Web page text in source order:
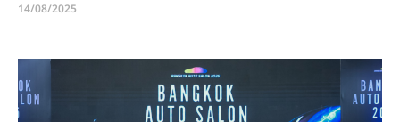
14/08/2025